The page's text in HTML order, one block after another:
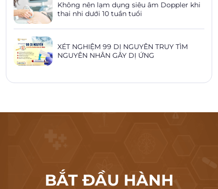
Không nên lạm dụng siêu âm Doppler khi
thai nhi dưới 10 tuần tuổi
XÉT NGHIỆM 99 DỊ NGUYÊN TRUY TÌM
NGUYÊN NHÂN GÂY DỊ ỨNG
BẮT ĐẦU HÀNH